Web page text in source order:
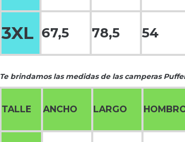
3XL 67,5 78,5 54
Te brindamos las medidas de las camperas
TALLE ANCHO LARGO